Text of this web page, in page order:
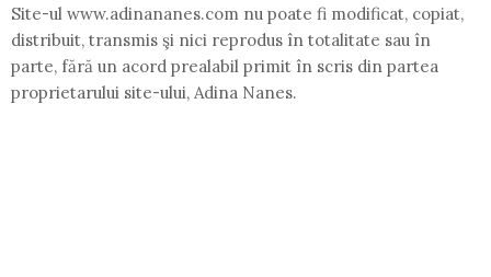
Site-ul www.adinananes.com nu poate fi modificat, copiat,
distribuit, transmis şi nici reprodus în totalitate sau în
parte, fără un acord prealabil primit în scris din partea
proprietarului site-ului, Adina Nanes.